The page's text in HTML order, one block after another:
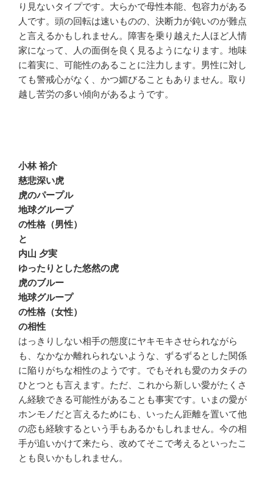
り見ないタイプです。大らかで母性本能、包容力がある
人です。頭の回転は速いものの、決断力が鈍いのが難点
と言えるかもしれません。障害を乗り越えた人ほど人情
家になって、人の面倒を良く見るようになります。地味
に着実に、可能性のあることに注力します。男性に対し
ても警戒心がなく、かつ媚びることもありません。取り
越し苦労の多い傾向があるようです。
小林 裕介
慈悲深い虎
虎のパープル
地球グループ
の性格（男性）
と
内山 夕実
ゆったりとした悠然の虎
虎のブルー
地球グループ
の性格（女性）
の相性
はっきりしない相手の態度にヤキモキさせられながら
も、なかなか離れられないような、ずるずるとした関係
に陥りがちな相性のようです。でもそれも愛のカタチの
ひとつとも言えます。ただ、これから新しい愛がたくさ
ん経験できる可能性があることも事実です。いまの愛が
ホンモノだと言えるためにも、いったん距離を置いて他
の恋も経験するという手もあるかもしれません。今の相
手が追いかけて来たら、改めてそこで考えるといったこ
とも良いかもしれません。